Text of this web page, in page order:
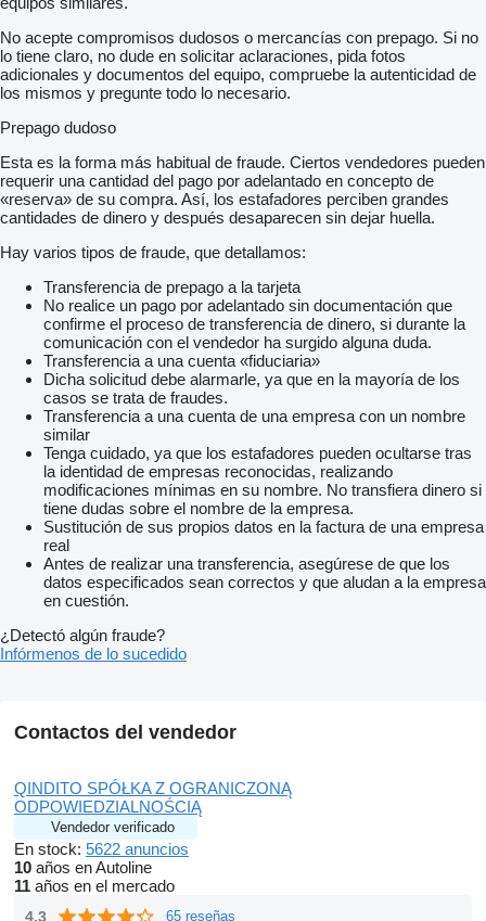
No acepte compromisos dudosos o mercancías con prepago. Si no
lo tiene claro, no dude en solicitar aclaraciones, pida fotos
adicionales y documentos del equipo, compruebe la autenticidad de
los mismos y pregunte todo lo necesario.
Prepago dudoso
Esta es la forma más habitual de fraude. Ciertos vendedores pueden
requerir una cantidad del pago por adelantado en concepto de
«reserva» de su compra. Así, los estafadores perciben grandes
cantidades de dinero y después desaparecen sin dejar huella.
Hay varios tipos de fraude, que detallamos:
Transferencia de prepago a la tarjeta
No realice un pago por adelantado sin documentación que
confirme el proceso de transferencia de dinero, si durante la
comunicación con el vendedor ha surgido alguna duda.
Transferencia a una cuenta «fiduciaria»
Dicha solicitud debe alarmarle, ya que en la mayoría de los
casos se trata de fraudes.
Transferencia a una cuenta de una empresa con un nombre
similar
Tenga cuidado, ya que los estafadores pueden ocultarse tras
la identidad de empresas reconocidas, realizando
modificaciones mínimas en su nombre. No transfiera dinero si
tiene dudas sobre el nombre de la empresa.
Sustitución de sus propios datos en la factura de una empresa
real
Antes de realizar una transferencia, asegúrese de que los
datos especificados sean correctos y que aludan a la empresa
en cuestión.
¿Detectó algún fraude?
Infórmenos de lo sucedido
Contactos del vendedor
QINDITO SPÓŁKA Z OGRANICZONĄ
ODPOWIEDZIALNOŚCIĄ
Vendedor verificado
En stock: 5622 anuncios
10 años en Autoline
11 años en el mercado
4.3 65 reseñas